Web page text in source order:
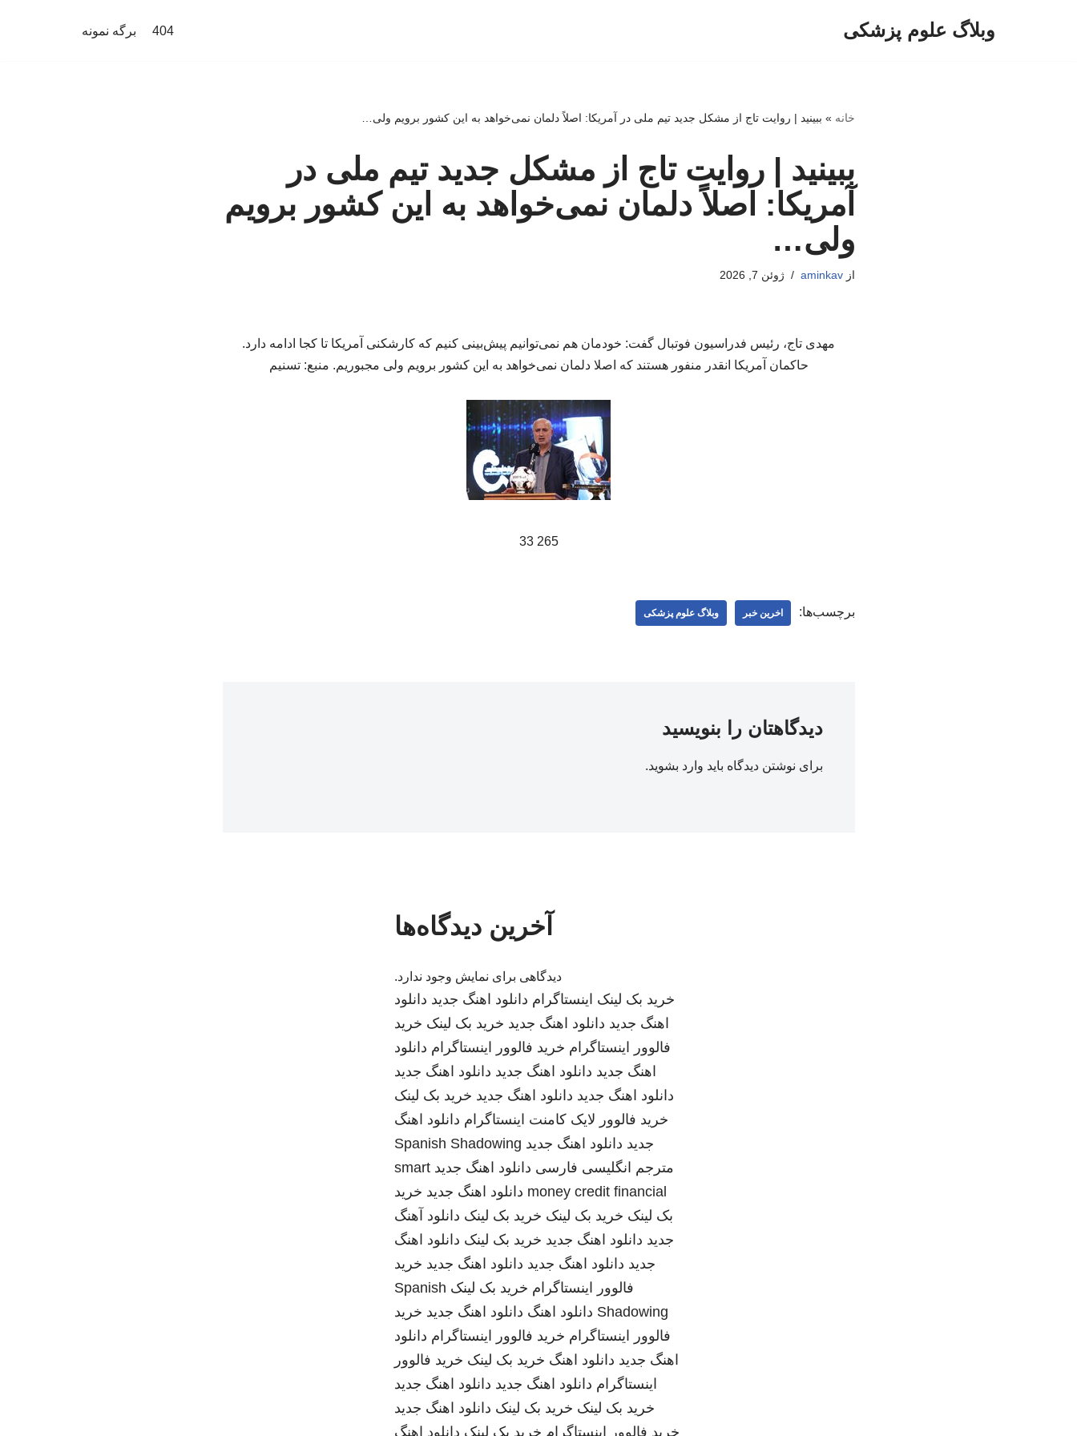
وبلاگ علوم پزشکی 404 برگه نمونه
خانه » ببینید | روایت تاج از مشکل جدید تیم ملی در آمریکا: اصلاً دلمان نمی‌خواهد به این کشور برویم ولی…
ببینید | روایت تاج از مشکل جدید تیم ملی در
آمریکا: اصلاً دلمان نمی‌خواهد به این کشور برویم
ولی…
ازaminkav ژوئن 7, 2026
مهدی تاج، رئیس فدراسیون فوتبال گفت: خودمان هم نمی‌توانیم پیش‌بینی کنیم که کارشکنی آمریکا تا کجا ادامه دارد.
حاکمان آمریکا انقدر منفور هستند که اصلا دلمان نمی‌خواهد به این کشور برویم ولی مجبوریم. منبع: تسنیم
265 33
برچسب‌ها: اخرین خبر وبلاگ علوم پزشکی
دیدگاهتان را بنویسید
برای نوشتن دیدگاه باید وارد بشوید.
آخرین دیدگاه‌ها
دیدگاهی برای نمایش وجود ندارد.
خرید بک لینک اینستاگرام دانلود اهنگ جدید دانلود
اهنگ جدید دانلود اهنگ جدید خرید بک لینک خرید
فالوور اینستاگرام خرید فالوور اینستاگرام دانلود
اهنگ جدید دانلود اهنگ جدید دانلود اهنگ جدید
دانلود اهنگ جدید دانلود اهنگ جدید خرید بک لینک
خرید فالوور لایک کامنت اینستاگرام دانلود اهنگ
جدید دانلود اهنگ جدید Spanish Shadowing
مترجم انگلیسی فارسی دانلود اهنگ جدید smart
money credit financial دانلود اهنگ جدید خرید
بک لینک خرید بک لینک خرید بک لینک دانلود آهنگ
جدید دانلود اهنگ جدید خرید بک لینک دانلود اهنگ
جدید دانلود اهنگ جدید دانلود اهنگ جدید خرید
فالوور اینستاگرام خرید بک لینک Spanish
Shadowing دانلود اهنگ دانلود اهنگ جدید خرید
فالوور اینستاگرام خرید فالوور اینستاگرام دانلود
اهنگ جدید دانلود اهنگ خرید بک لینک خرید فالوور
اینستاگرام دانلود اهنگ جدید دانلود اهنگ جدید
خرید بک لینک خرید بک لینک دانلود اهنگ جدید
خرید فالوور اینستاگرام خرید بک لینک دانلود اهنگ